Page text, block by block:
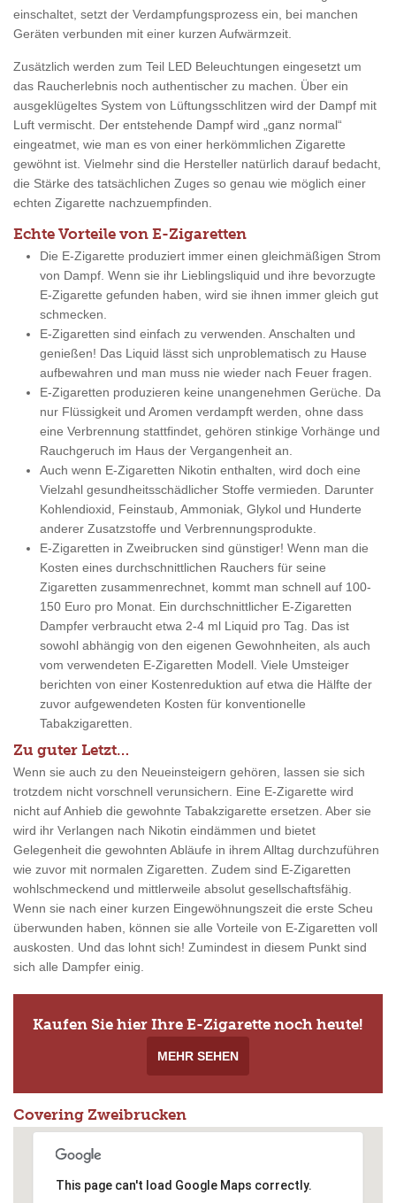
einschaltet, setzt der Verdampfungsprozess ein, bei manchen
Geräten verbunden mit einer kurzen Aufwärmzeit.
Zusätzlich werden zum Teil LED Beleuchtungen eingesetzt um
das Raucherlebnis noch authentischer zu machen. Über ein
ausgeklügeltes System von Lüftungsschlitzen wird der Dampf mit
Luft vermischt. Der entstehende Dampf wird „ganz normal“
eingeatmet, wie man es von einer herkömmlichen Zigarette
gewöhnt ist. Vielmehr sind die Hersteller natürlich darauf bedacht,
die Stärke des tatsächlichen Zuges so genau wie möglich einer
echten Zigarette nachzuempfinden.
Echte Vorteile von E-Zigaretten
Die E-Zigarette produziert immer einen gleichmäßigen Strom
von Dampf. Wenn sie ihr Lieblingsliquid und ihre bevorzugte
E-Zigarette gefunden haben, wird sie ihnen immer gleich gut
schmecken.
E-Zigaretten sind einfach zu verwenden. Anschalten und
genießen! Das Liquid lässt sich unproblematisch zu Hause
aufbewahren und man muss nie wieder nach Feuer fragen.
E-Zigaretten produzieren keine unangenehmen Gerüche. Da
nur Flüssigkeit und Aromen verdampft werden, ohne dass
eine Verbrennung stattfindet, gehören stinkige Vorhänge und
Rauchgeruch im Haus der Vergangenheit an.
Auch wenn E-Zigaretten Nikotin enthalten, wird doch eine
Vielzahl gesundheitsschädlicher Stoffe vermieden. Darunter
Kohlendioxid, Feinstaub, Ammoniak, Glykol und Hunderte
anderer Zusatzstoffe und Verbrennungsprodukte.
E-Zigaretten in Zweibrucken sind günstiger! Wenn man die
Kosten eines durchschnittlichen Rauchers für seine
Zigaretten zusammenrechnet, kommt man schnell auf 100-
150 Euro pro Monat. Ein durchschnittlicher E-Zigaretten
Dampfer verbraucht etwa 2-4 ml Liquid pro Tag. Das ist
sowohl abhängig von den eigenen Gewohnheiten, als auch
vom verwendeten E-Zigaretten Modell. Viele Umsteiger
berichten von einer Kostenreduktion auf etwa die Hälfte der
zuvor aufgewendeten Kosten für konventionelle
Tabakzigaretten.
Zu guter Letzt…
Wenn sie auch zu den Neueinsteigern gehören, lassen sie sich
trotzdem nicht vorschnell verunsichern. Eine E-Zigarette wird
nicht auf Anhieb die gewohnte Tabakzigarette ersetzen. Aber sie
wird ihr Verlangen nach Nikotin eindämmen und bietet
Gelegenheit die gewohnten Abläufe in ihrem Alltag durchzuführen
wie zuvor mit normalen Zigaretten. Zudem sind E-Zigaretten
wohlschmeckend und mittlerweile absolut gesellschaftsfähig.
Wenn sie nach einer kurzen Eingewöhnungszeit die erste Scheu
überwunden haben, können sie alle Vorteile von E-Zigaretten voll
auskosten. Und das lohnt sich! Zumindest in diesem Punkt sind
sich alle Dampfer einig.
Kaufen Sie hier Ihre E-Zigarette noch heute!
MEHR SEHEN
Covering Zweibrucken
This page can't load Google Maps correctly.